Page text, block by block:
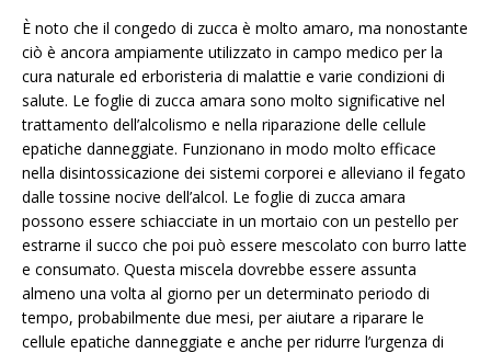
È noto che il congedo di zucca è molto amaro, ma nonostante
ciò è ancora ampiamente utilizzato in campo medico per la
cura naturale ed erboristeria di malattie e varie condizioni di
salute. Le foglie di zucca amara sono molto significative nel
trattamento dell’alcolismo e nella riparazione delle cellule
epatiche danneggiate. Funzionano in modo molto efficace
nella disintossicazione dei sistemi corporei e alleviano il fegato
dalle tossine nocive dell’alcol. Le foglie di zucca amara
possono essere schiacciate in un mortaio con un pestello per
estrarne il succo che poi può essere mescolato con burro latte
e consumato. Questa miscela dovrebbe essere assunta
almeno una volta al giorno per un determinato periodo di
tempo, probabilmente due mesi, per aiutare a riparare le
cellule epatiche danneggiate e anche per ridurre l’urgenza di